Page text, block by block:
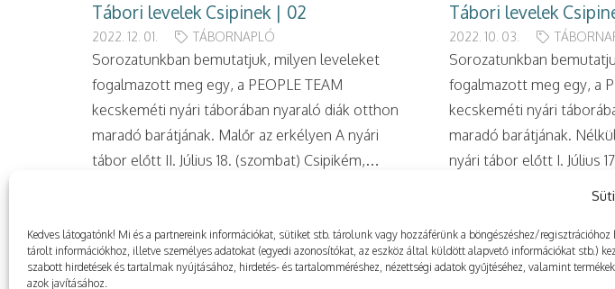
Kedves látogatónk! Mi és a partnereink információkat, sütiket stb. tárolunk vagy hozzáférünk a böngészéshez/regisztrációhoz
tárolt információkhoz, illetve személyes adatokat (egyedi azonosítókat, az eszköz által küldött alapvető információkat stb.)
szabott hirdetések és tartalmak nyújtásához, hirdetés- és tartalomméréshez, nézettségi adatok gyűjtéséhez, valamint
azok javításához.
Tábori levelek Csipinek | 02
2022. 12. 01. TÁBORNAPLÓ
Sorozatunkban bemutatjuk, milyen leveleket
fogalmazott meg egy, a PEOPLE TEAM
kecskeméti nyári táborában nyaraló diák otthon
maradó barátjának. Malőr az erkélyen A nyári
tábor előtt II. Július 18. (szombat) Csipikém,…
Tábori levelek
2022. 10. 03.
Sorozatunkban
fogalmazott meg egy, a
kecskeméti nyári
maradó barátjának.
nyári tábor előtt I. Július